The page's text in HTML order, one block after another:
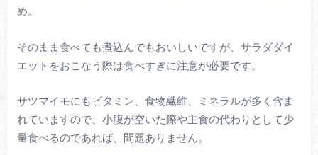
め。
そのまま食べても煮込んでもおいしいですが、サラダダイ
エットをおこなう際は食べすぎに注意が必要です。
サツマイモにもビタミン、食物繊維、ミネラルが多く含ま
れていますので、小腹が空いた際や主食の代わりとして少
量食べるのであれば、問題ありません。